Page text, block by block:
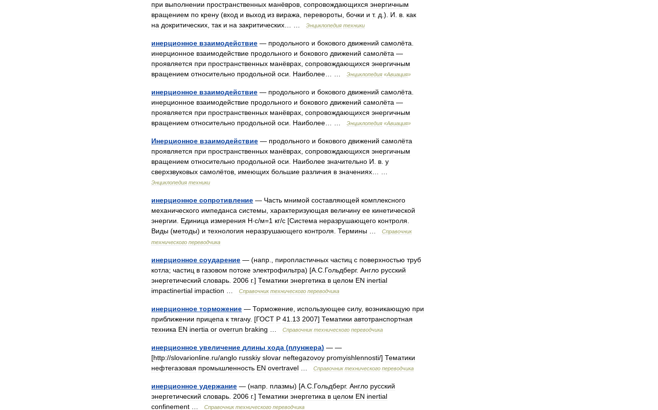
при выполнении пространственных манёвров сопровождающихся энергичным
вращением по крену (вход и выход из виража перевороты бочки и т. д .). И в как
на докритических так и на закритических Энциклопедия техники
инерционное взаимодействие — продольного и бокового движений самолёта
инерционное взаимодействие продольного и бокового движений самолёта —
проявляется при пространственных манёврах сопровождающихся энергичным
вращением относительно продольной оси Наиболее Энциклопедия «Авиация»
инерционное взаимодействие — продольного и бокового движений самолёта
инерционное взаимодействие продольного и бокового движений самолёта —
проявляется при пространственных манёврах сопровождающихся энергичным
вращением относительно продольной оси Наиболее Энциклопедия «Авиация»
Инерционное взаимодействие — продольного и бокового движений самолёта
проявляется при пространственных манёврах сопровождающихся энергичным
вращением относительно продольной оси Наиболее значительно И в у
сверхзвуковых самолётов имеющих большие различия в значениях
Энциклопедия техники
инерционное сопротивление — Часть мнимой составляющей комплексного
механического импеданса системы характеризующая величину ее кинетической
энергии
Единица измерения Н∙с/м=1 кг/с [Система неразрушающего контроля
Виды (методы) и технология неразрушающего контроля Термины
Справочник
технического переводчика
инерционное соударение — (напр пиропластичных частиц с поверхностью труб
котла; частиц в газовом потоке электрофильтра) [А С Гольдберг. Англо русский
энергетический словарь 2006 г.] Тематики энергетика в целом EN inertial
impactinertial impaction Справочник технического переводчика
инерционное торможение — Торможение использующее силу, возникающую при
приближении прицепа к тягачу. [ГОСТ Р 41 13 2007] Тематики автотранспортная
техника EN inertia or overrun braking Справочник технического переводчика
инерционное увеличение длины хода (плунжера) — —
[http://slovarionline ru/anglo russkiy slovar neftegazovoy promyishlennosti/] Тематики
нефтегазовая промышленность EN overtravel Справочник технического переводчика
инерционное удержание — (напр плазмы) [А С Гольдберг. Англо русский
энергетический словарь 2006 г.] Тематики энергетика в целом EN inertial
confinement
Справочник технического переводчика